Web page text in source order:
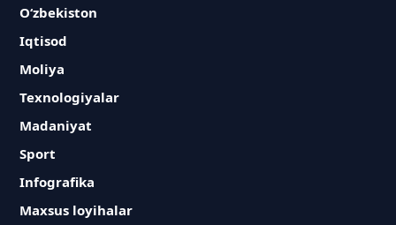
O‘zbekiston
Iqtisod
Moliya
Texnologiyalar
Madaniyat
Sport
Infografika
Maxsus loyihalar